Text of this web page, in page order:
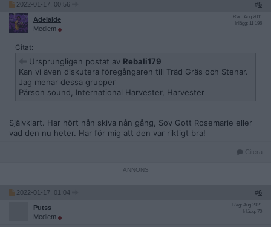
2022-01-17, 00:56 #5
Adelaide
Medlem
Reg: Aug 2011
Inlägg: 11 196
Citat:
Ursprungligen postat av Rebali179
Kan vi även diskutera föregångaren till Träd Gräs och Stenar.
Jag menar dessa grupper
Pärson sound, International Harvester, Harvester
Självklart. Har hört nån skiva nån gång, Sov Gott Rosemarie eller
vad den nu heter. Har för mig att den var riktigt bra!
Citera
2022-01-17, 01:04 #6
Putss
Medlem
Reg: Aug 2021
Inlägg: 70